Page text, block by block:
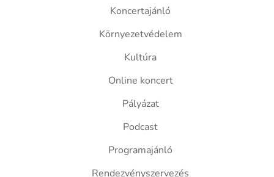
Koncertajánló
Környezetvédelem
Kultúra
Online koncert
Pályázat
Podcast
Programajánló
Rendezvényszervezés